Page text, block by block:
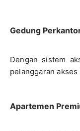
Gedung
Dengan sistem
pelanggaran
Apartemen